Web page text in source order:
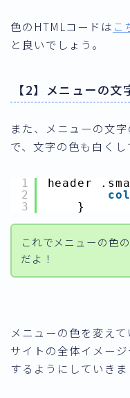
色のHTMLコードは こ
と良いでしょう。
【2】メニューの文
また、メニューの文
で、文字の色も白くし
1
2
3
header
}
これでメニューの色
だよ！
メニューの色を変え
サイトの全体イメー
するようにしていきま